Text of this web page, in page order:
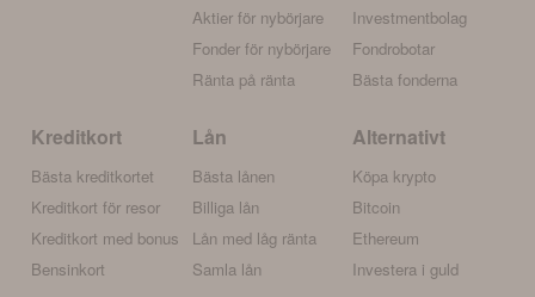
Aktier för nybörjare
Fonder för nybörjare
Ränta på ränta
Investmentbolag
Fondrobotar
Bästa fonderna
Kreditkort
Bästa kreditkortet
Kreditkort för resor
Kreditkort med bonus
Bensinkort
Lån
Bästa lånen
Billiga lån
Lån med låg ränta
Samla lån
Alternativt
Köpa krypto
Bitcoin
Ethereum
Investera i guld